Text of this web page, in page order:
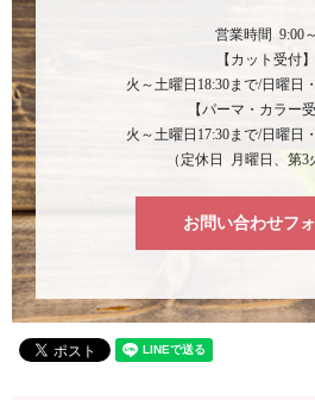
営業時間 9:00～
【カット受付】
火～土曜日18:30まで/日曜日
【パーマ・カラー受
火～土曜日17:30まで/日曜日
（定休日 月曜日、第3
お問い合わせフ